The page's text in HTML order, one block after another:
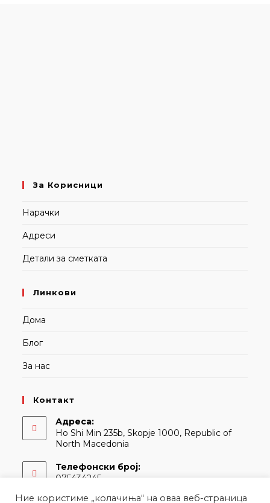
За Корисници
Нарачки
Адреси
Детали за сметката
Линкови
Дома
Блог
За нас
Контакт
Адреса:
Ho Shi Min 235b, Skopje 1000, Republic of
North Macedonia
Телефонски број:
075434245
Ние користиме „колачиња“ на оваа веб-страница